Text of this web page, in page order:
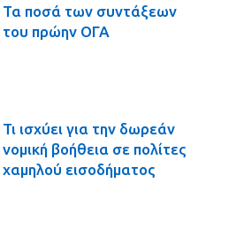
Τα ποσά των συντάξεων
του πρώην ΟΓΑ
Τι ισχύει για την δωρεάν
νομική βοήθεια σε πολίτες
χαμηλού εισοδήματος